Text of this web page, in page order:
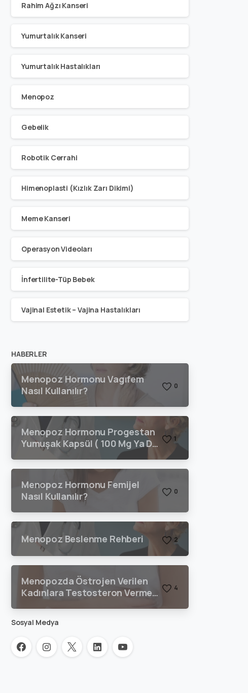
Rahim Ağzı Kanseri
Yumurtalık Kanseri
Yumurtalık Hastalıkları
Menopoz
Gebelik
Robotik Cerrahi
Himenoplasti (Kızlık Zarı Dikimi)
Meme Kanseri
Operasyon Videoları
İnfertilite-Tüp Bebek
Vajinal Estetik – Vajina Hastalıkları
HABERLER
Menopoz Hormonu Vagıfem
Nasıl Kullanılır?
0
Menopoz Hormonu Progestan
Yumuşak Kapsül ( 100 Mg Ya Da
200 Mg) Nasıl Kullanılır?
1
Menopoz Hormonu Femijel
Nasıl Kullanılır?
0
Menopoz Beslenme Rehberi 2
Menopozda Östrojen Verilen
Kadınlara Testosteron Vermeli
4
Sosyal Medya